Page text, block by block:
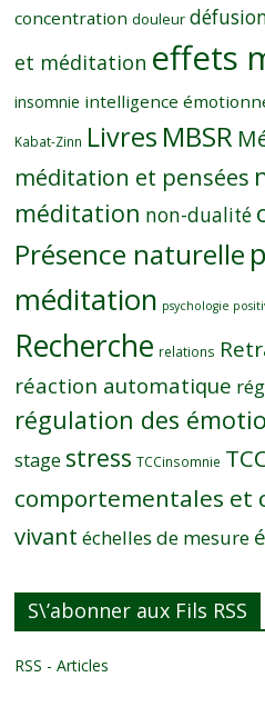
concentration douleur
et méditation effets
insomnie intelligence
Kabat-Zinn Livres MBSR
méditation et pensées
méditation non-dualité
Présence naturelle
méditation psychologie
Recherche relations
réaction automatique
régulation des
stage stress TCCinsomnie
comportementales et
vivant échelles de mesure
S\’abonner aux Fils RSS
RSS - Articles